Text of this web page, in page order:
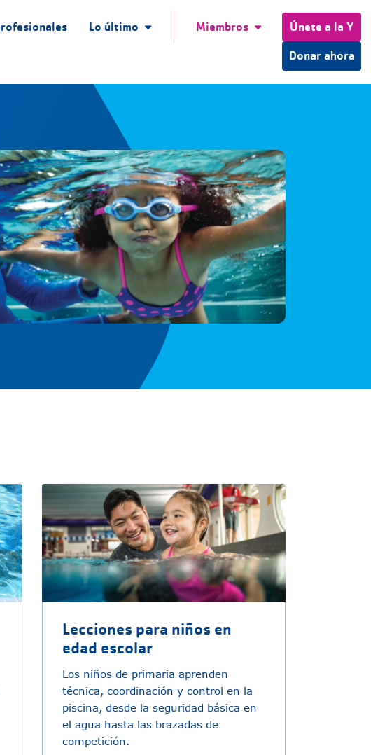
Lo último Miembros Únete a la Y
Donar ahora
Lecciones para niños en
edad escolar
Los niños de primaria aprenden
técnica, coordinación y control en la
piscina, desde la seguridad básica en
el agua hasta las brazadas de
competición.